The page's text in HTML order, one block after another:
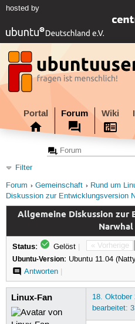
hosted by
Portal Forum Wiki
Filter
Forum
Gemeinschaft Rund um
Diskussion zur Entwicklungsversion
Allgemeine Diskussion zur
« Vorherige
Status: Gelöst |
Ubuntu-Version: Ubuntu 11.04
Antworten|
Linux-Fan
18. Oktober
bearbeitet: